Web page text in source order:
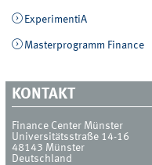
ExperimentiA
Masterprogramm Finance
KONTAKT
Finance Center Münster
Universitätsstraße 14-16
48143 Münster
Deutschland